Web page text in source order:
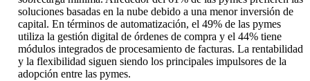
soluciones basadas en la nube debido a una menor inversión de
capital. En términos de automatización, el 49% de las pymes
utiliza la gestión digital de órdenes de compra y el 44% tiene
módulos integrados de procesamiento de facturas. La rentabilidad
y la flexibilidad siguen siendo los principales impulsores de la
adopción entre las pymes.